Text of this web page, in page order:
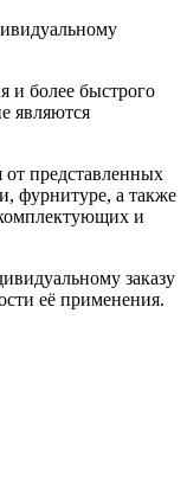
и более быстрого
являются
от представленных
фурнитуре, а также
и
заказу
её применения.